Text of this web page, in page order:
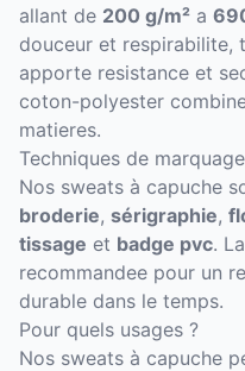
allant de 200 g/m² a
douceur et respirabilite,
apporte resistance et
coton-polyester
matieres.
Techniques de
Nos sweats à capuche
broderie, sérigraphie,
tissage et badge pvc.
recommandee pour un
durable dans le temps.
Pour quels usages ?
Nos sweats à capuche